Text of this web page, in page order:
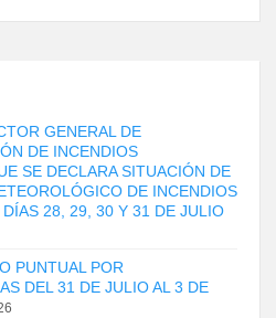
GENERAL DE
DE INCENDIOS
SE DECLARA SITUACIÓN DE
DE INCENDIOS
DÍAS 28, 29, 30 Y 31 DE JULIO
PUNTUAL POR
DEL 31 DE JULIO AL 3 DE